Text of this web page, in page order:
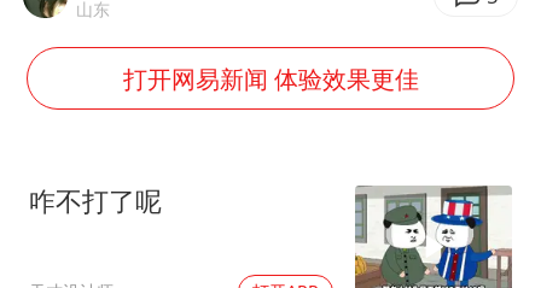
美股存储板块集体大跌
夯实基础开新局
山东
打开网易新闻 体验效果更佳
咋不打了呢